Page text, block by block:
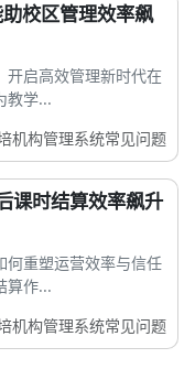
校区管理效率飙
开启高效管理新时代在
教学...
机构管理系统常见问题
课时结算效率飙升
何重塑运营效率与信任
算作...
机构管理系统常见问题